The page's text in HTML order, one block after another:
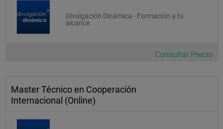
Divulgación Dinámica - Formación a tu
alcance
Consultar Precio
Master Técnico en Cooperación
Internacional (Online)